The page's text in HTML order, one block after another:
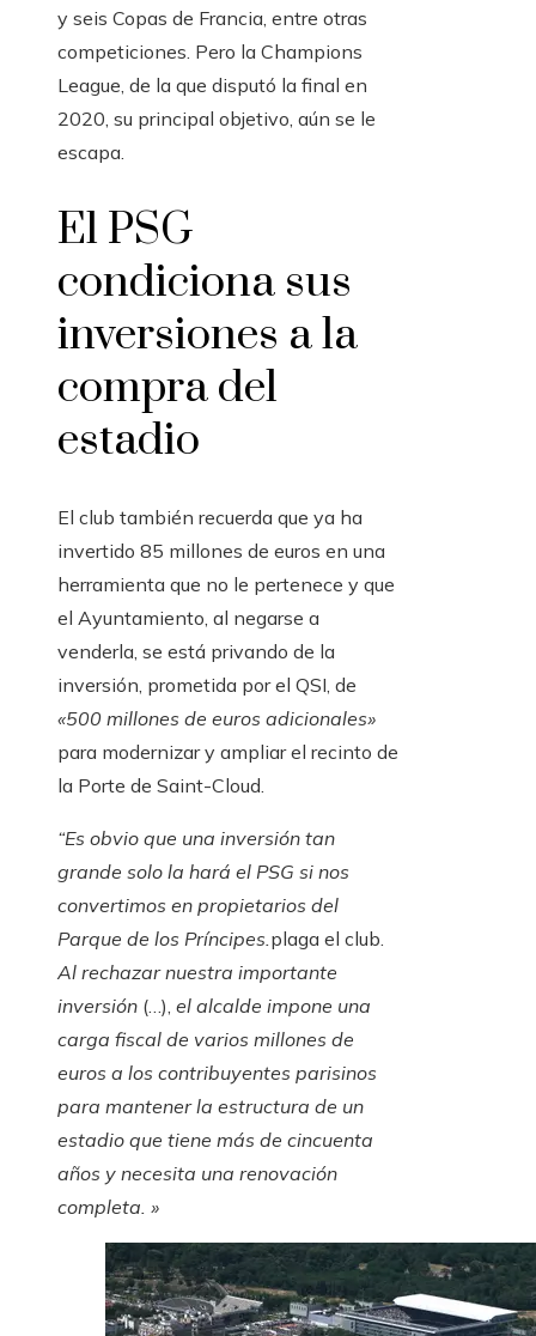
y seis Copas de Francia, entre otras
competiciones. Pero la Champions
League, de la que disputó la final en
2020, su principal objetivo, aún se le
escapa.
El PSG
condiciona sus
inversiones a la
compra del
estadio
El club también recuerda que ya ha
invertido 85 millones de euros en una
herramienta que no le pertenece y que
el Ayuntamiento, al negarse a
venderla, se está privando de la
inversión, prometida por el QSI, de
«500 millones de euros adicionales»
para modernizar y ampliar el recinto de
la Porte de Saint-Cloud.
“Es obvio que una inversión tan
grande solo la hará el PSG si nos
convertimos en propietarios del
Parque de los Príncipes. plaga el club.
Al rechazar nuestra importante
inversión (…), el alcalde impone una
carga fiscal de varios millones de
euros a los contribuyentes parisinos
para mantener la estructura de un
estadio que tiene más de cincuenta
años y necesita una renovación
completa. »